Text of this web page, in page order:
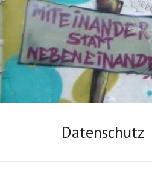
Datenschutz